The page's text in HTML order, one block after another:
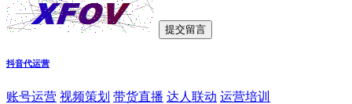
抖音代运营
账号运营 视频策划 带货直播 达人联动 运营培训